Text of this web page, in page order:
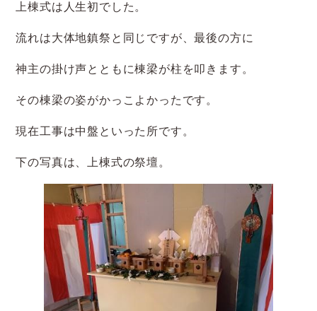
上棟式は人生初でした。
流れは大体地鎮祭と同じですが、最後の方に
神主の掛け声とともに棟梁が柱を叩きます。
その棟梁の姿がかっこよかったです。
現在工事は中盤といった所です。
下の写真は、上棟式の祭壇。